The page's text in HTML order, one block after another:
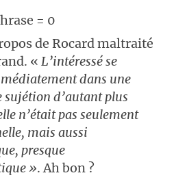
= 0
de Rocard maltraité
« L’intéressé se
dans une
d’autant plus
n’était pas seulement
mais aussi
presque
». Ah bon ?